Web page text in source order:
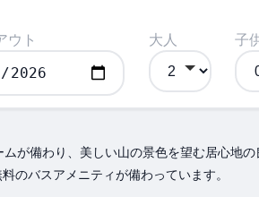
ウト 大人 子
が備わり、美しい山の景色を望む居心地
のバスアメニティが備わっています。